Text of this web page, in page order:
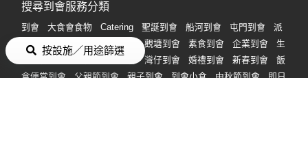
按設施／用途篩選
搜尋到會服務分類
到會 大食會食物 Catering 聖誕到會 船河到會 屯門到會
派
對到會
中環到會 平價到會 觀塘到會 素食到會 企業到會
生
灣仔到會 婚禮到會 新春到會
飯
盒便當到會
父親節到會 親子到會 到會小食 中秋節到會
即日